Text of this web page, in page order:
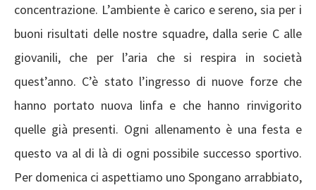
concentrazione. L’ambiente è carico e sereno, sia per i
buoni risultati delle nostre squadre, dalla serie C alle
giovanili, che per l’aria che si respira in società
quest’anno. C’è stato l’ingresso di nuove forze che
hanno portato nuova linfa e che hanno rinvigorito
quelle già presenti. Ogni allenamento è una festa e
questo va al di là di ogni possibile successo sportivo.
Per domenica ci aspettiamo uno Spongano arrabbiato,